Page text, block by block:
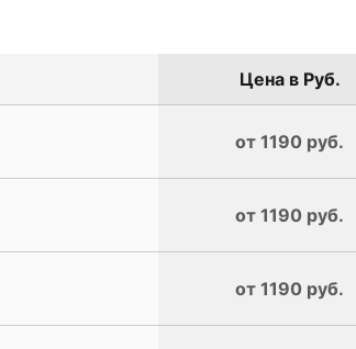
Цена в Руб.
от 1190 руб.
от 1190 руб.
от 1190 руб.